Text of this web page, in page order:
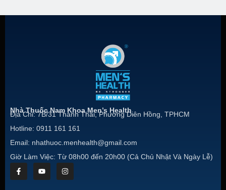
Nhà Thuốc Nam Khoa Men’s Health
Địa Chỉ: 7B/31 Thành Thái, Phường Diên Hồng, TPHCM
Hotline: 0911 161 161
Email: nhathuoc.menhealth@gmail.com
Giờ Làm Việc: Từ 08h00 đến 20h00 (Cả Chủ Nhật Và Ngày Lễ)